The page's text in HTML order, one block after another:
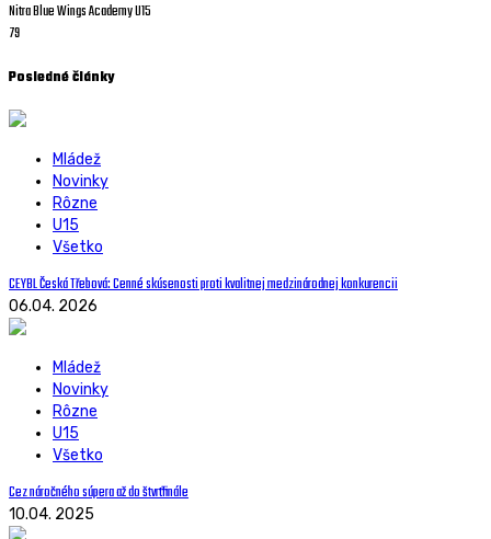
Nitra Blue Wings Academy U15
79
Poslednéčlánky
Mládež
Novinky
Rôzne
U15
Všetko
CEYBL Česká Třebová: Cenné skúsenosti proti kvalitnej medzinárodnej konkurencii
06.04. 2026
Mládež
Novinky
Rôzne
U15
Všetko
Cez náročného súpera až do štvrťfinále
10.04. 2025